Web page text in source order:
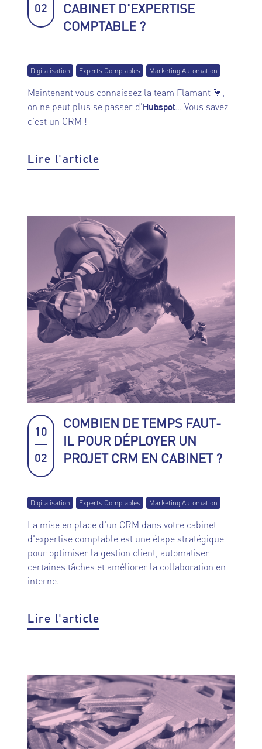
02
CABINET D'EXPERTISE
COMPTABLE ?
Digitalisation Experts Comptables Marketing Automation
Maintenant vous connaissez la team Flamant 🦩,
on ne peut plus se passer d'Hubspot... Vous savez
c'est un CRM !
Lire l'article
10
02
COMBIEN DE TEMPS FAUT-
IL POUR DÉPLOYER UN
PROJET CRM EN CABINET ?
Digitalisation Experts Comptables Marketing Automation
La mise en place d'un CRM dans votre cabinet
d'expertise comptable est une étape stratégique
pour optimiser la gestion client, automatiser
certaines tâches et améliorer la collaboration en
interne.
Lire l'article